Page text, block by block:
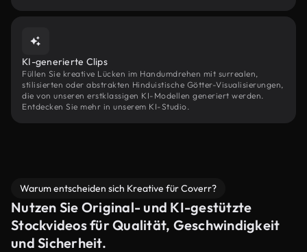
KI-generierte Clips
Füllen Sie kreative Lücken im Handumdrehen mit surrealen,
stilisierten oder abstrakten Hinduistische Götter-Visualisierungen,
die von unseren erstklassigen KI-Modellen generiert werden.
Entdecken Sie mehr in unserem KI-Studio.
Warum entscheiden sich Kreative für Coverr?
Nutzen Sie Original- und KI-gestützte
Stockvideos für Qualität, Geschwindigkeit
und Sicherheit.